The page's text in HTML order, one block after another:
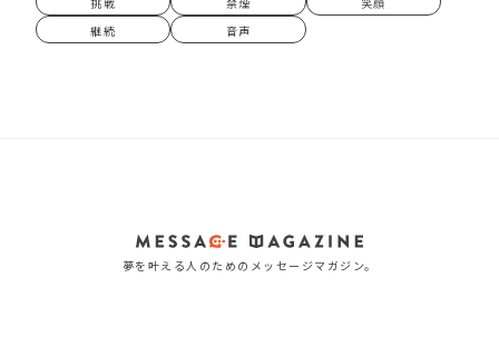
継続
音声
夢を叶える人のためのメッセージマガジン。